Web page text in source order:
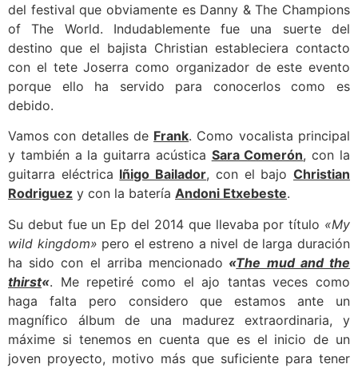
del festival que obviamente es Danny & The Champions
of The World. Indudablemente fue una suerte del
destino que el bajista Christian estableciera contacto
con el tete Joserra como organizador de este evento
porque ello ha servido para conocerlos como es
debido.
Vamos con detalles de Frank. Como vocalista principal
y también a la guitarra acústica Sara Comerón, con la
guitarra eléctrica Iñigo Bailador, con el bajoChristian
Rodriguez y con la batería Andoni Etxebeste.
Su debut fue un Ep del 2014 que llevaba por título «My
wild kingdom» pero el estreno a nivel de larga duración
ha sido con el arriba mencionado «The mud and the
thirst«. Me repetiré como el ajo tantas veces como
haga falta pero considero que estamos ante un
magnífico álbum de una madurez extraordinaria, y
máxime si tenemos en cuenta que es el inicio de un
joven proyecto, motivo más que suficiente para tener